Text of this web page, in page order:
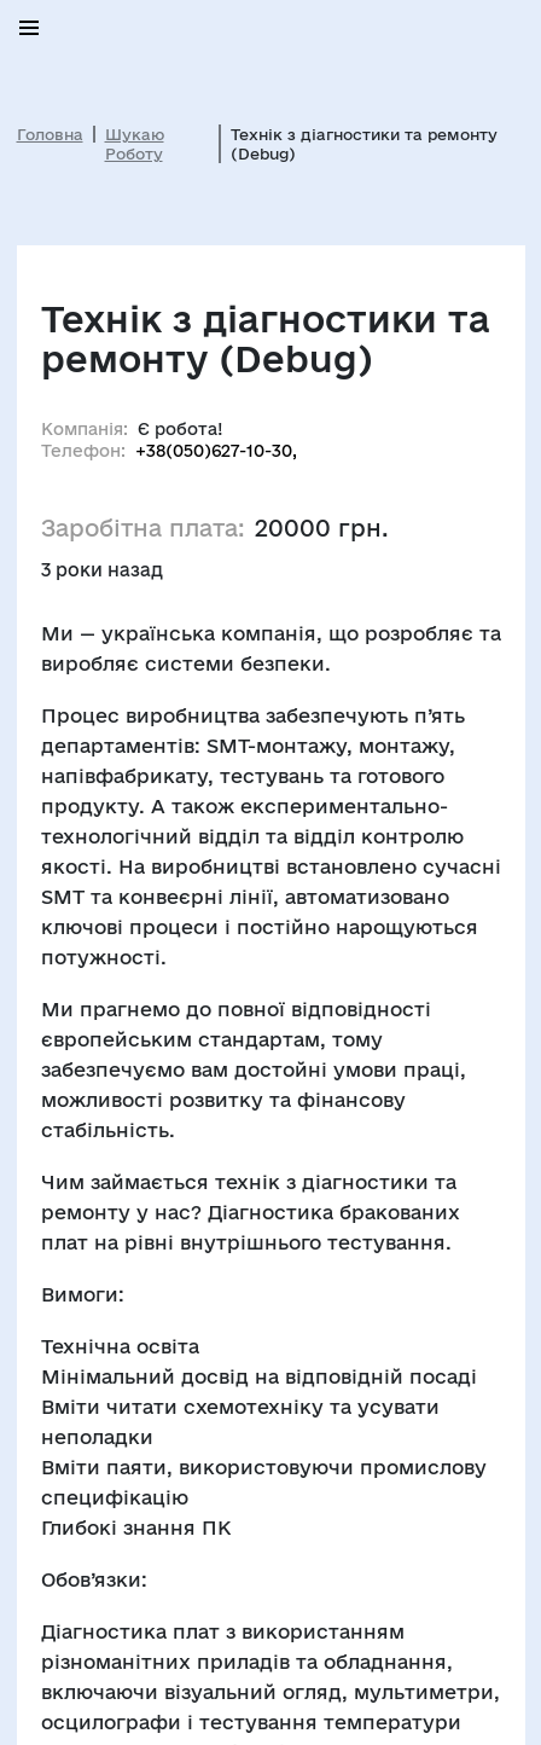
Головна
Шукаю
Роботу
Технік з діагностики та ремонту
(Debug)
Технік з діагностики та
ремонту (Debug)
Компанія: Є робота!
Телефон:
+38(050)627-10-30,
Заробітна плата: 20000 грн.
3 роки назад
Ми — українська компанія, що розробляє та
виробляє системи безпеки.
Процес виробництва забезпечують п’ять
департаментів: SMT-монтажу, монтажу,
напівфабрикату, тестувань та готового
продукту. А також експериментально-
технологічний відділ та відділ контролю
якості. На виробництві встановлено сучасні
SMT та конвеєрні лінії, автоматизовано
ключові процеси і постійно нарощуються
потужності.
Ми прагнемо до повної відповідності
європейським стандартам, тому
забезпечуємо вам достойні умови праці,
можливості розвитку та фінансову
стабільність.
Чим займається технік з діагностики та
ремонту у нас? Діагностика бракованих
плат на рівні внутрішнього тестування.
Вимоги:
Технічна освіта
Мінімальний досвід на відповідній посаді
Вміти читати схемотехніку та усувати
неполадки
Вміти паяти, використовуючи промислову
специфікацію
Глибокі знання ПК
Обов’язки:
Діагностика плат з використанням
різноманітних приладів та обладнання,
включаючи візуальний огляд, мультиметри,
осцилографи і тестування температури